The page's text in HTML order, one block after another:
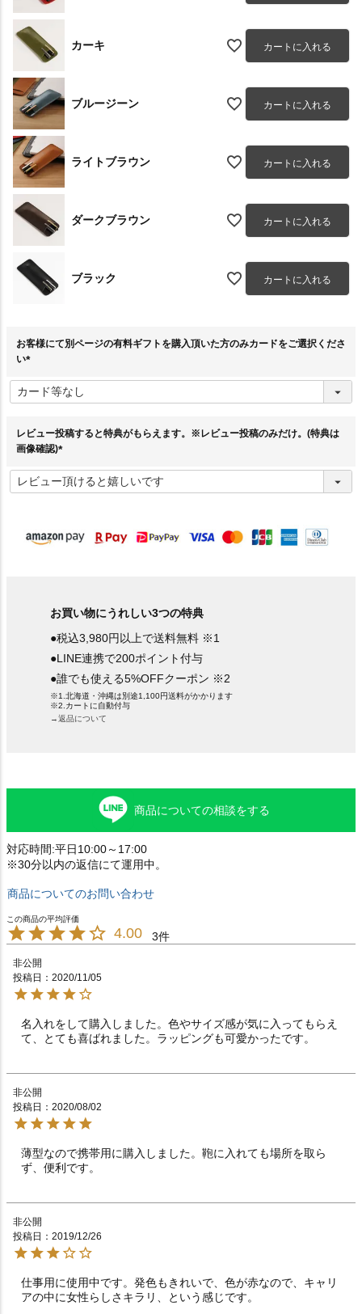
カーキ カートに入れる
ブルージーン カートに入れる
ライトブラウン カートに入れる
ダークブラウン カートに入れる
ブラック カートに入れる
お客様にて別ページの有料ギフトを購入頂いた方のみカードをご選択くださ
い
必
須
レビュー投稿すると特典がもらえます。※レビュー投稿のみだけ。(特典は
画像確認)
必
須
お買い物にうれしい3つの特典
●税込3,980円以上で送料無料 ※1
●LINE連携で200ポイント付与
●誰でも使える5%OFFクーポン ※2
※1.北海道・沖縄は別途1,100円送料がかかります
※2.カートに自動付与
→返品について
商品についての相談をする
対応時間:平日10:00～17:00
※30分以内の返信にて運用中。
商品についてのお問い合わせ
4.00 3
非公開
投稿日
2020/11/05
名入れをして購入しました。色やサイズ感が気に入ってもらえ
て、とても喜ばれました。ラッピングも可愛かったです。
非公開
投稿日
2020/08/02
薄型なので携帯用に購入しました。鞄に入れても場所を取ら
ず、便利です。
非公開
投稿日
2019/12/26
仕事用に使用中です。発色もきれいで、色が赤なので、キャリ
アの中に女性らしさキラリ、という感じです。